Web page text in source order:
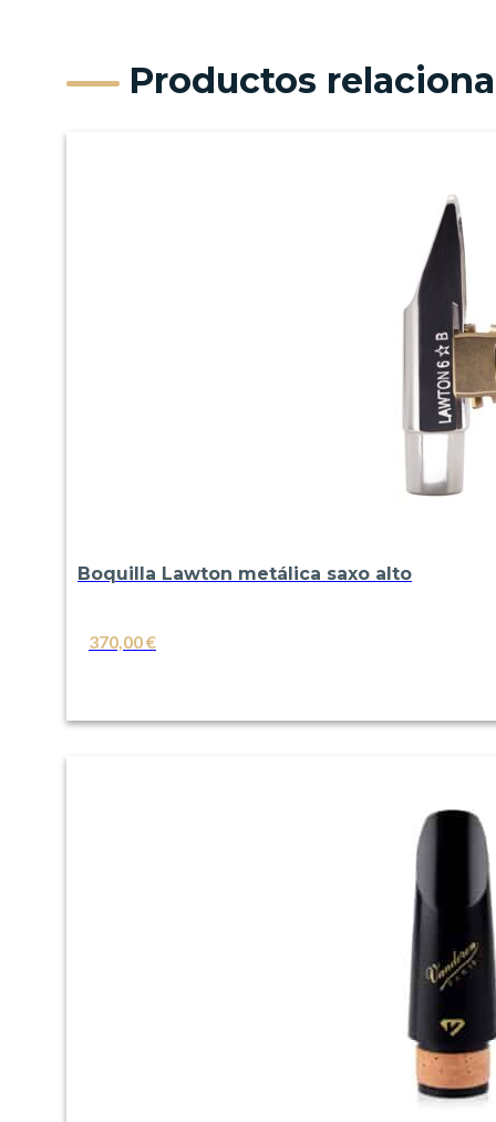
Productos
Boquilla Lawton metálica saxo alto
370,00€